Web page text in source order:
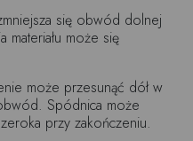
się obwód dolnej
może się
może przesunąć dół w
Spódnica może
przy zakończeniu.